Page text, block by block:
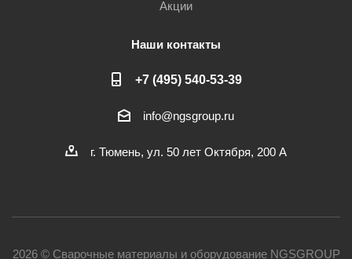
Акции
Наши контакты
+7 (495) 540-53-39
info@ngsgroup.ru
г. Тюмень, ул. 50 лет Октября, 200 А
2026 © Сварочные материалы и оборудование NGSGROUP